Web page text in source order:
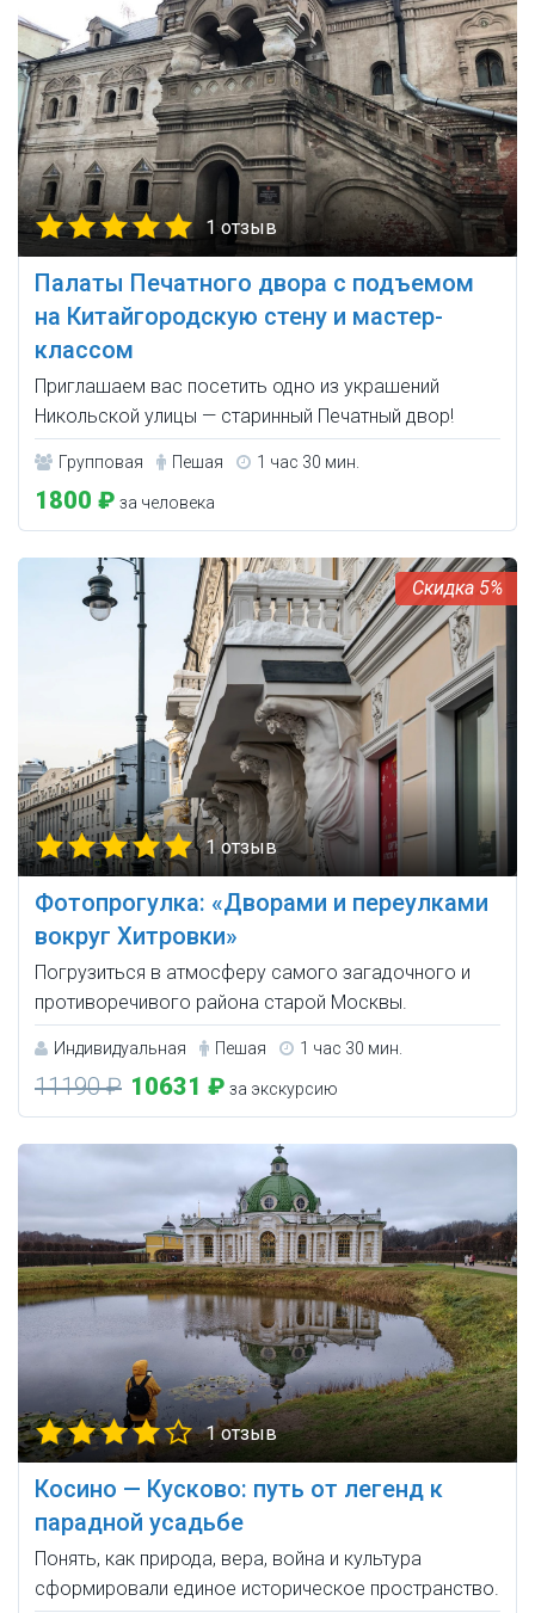
1 отзыв
Палаты Печатного двора с подъемом
на Китайгородскую стену и мастер-
классом
Приглашаем вас посетить одно из украшений
Никольской улицы — старинный Печатный двор!
Групповая Пешая 1 час 30 мин.
1800 ₽ за человека
5%
1 отзыв
Фотопрогулка: «Дворами и переулками
вокруг Хитровки»
Погрузиться в атмосферу самого загадочного и
противоречивого района старой Москвы.
Индивидуальная Пешая 1 час 30 мин.
11190 ₽ 10631 ₽ за экскурсию
1 отзыв
Косино — Кусково: путь от легенд к
парадной усадьбе
Понять, как природа, вера, война и культура
сформировали единое историческое пространство.